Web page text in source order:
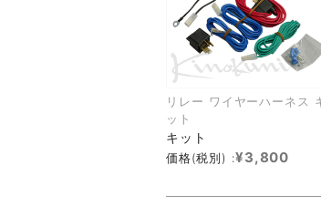
リレー ワイヤーハーネス
ット
キット
価格(税別) :¥3,800